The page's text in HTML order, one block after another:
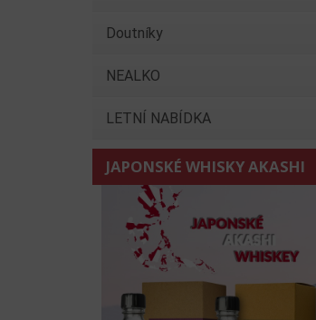
Doutníky
NEALKO
LETNÍ NABÍDKA
JAPONSKÉ WHISKY AKASHI